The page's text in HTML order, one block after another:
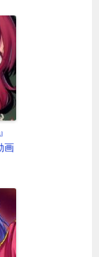
画